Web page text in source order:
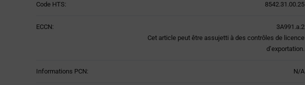
Code HTS: 8542.31.00.25
ECCN:
3A991.a.2
Cet article peut être assujetti à des contrôles de licence
d’exportation.
Informations PCN: N/A